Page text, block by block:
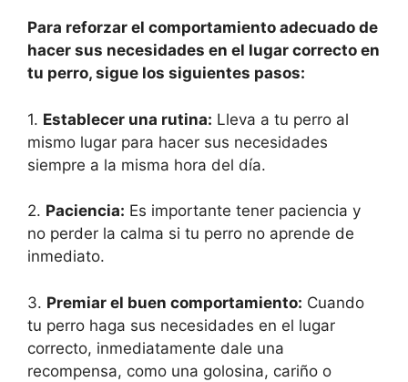
Para reforzar el comportamiento adecuado de
hacer sus necesidades en el lugar correcto en
tu perro, sigue los siguientes pasos:
1. Establecer una rutina: Lleva a tu perro al
mismo lugar para hacer sus necesidades
siempre a la misma hora del día.
2. Paciencia: Es importante tener paciencia y
no perder la calma si tu perro no aprende de
inmediato.
3. Premiar el buen comportamiento: Cuando
tu perro haga sus necesidades en el lugar
correcto, inmediatamente dale una
recompensa, como una golosina, cariño o